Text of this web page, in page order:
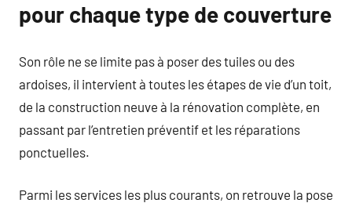
pour chaque type de couverture
Son rôle ne se limite pas à poser des tuiles ou des
ardoises, il intervient à toutes les étapes de vie d’un toit,
de la construction neuve à la rénovation complète, en
passant par l’entretien préventif et les réparations
ponctuelles.
Parmi les services les plus courants, on retrouve la pose